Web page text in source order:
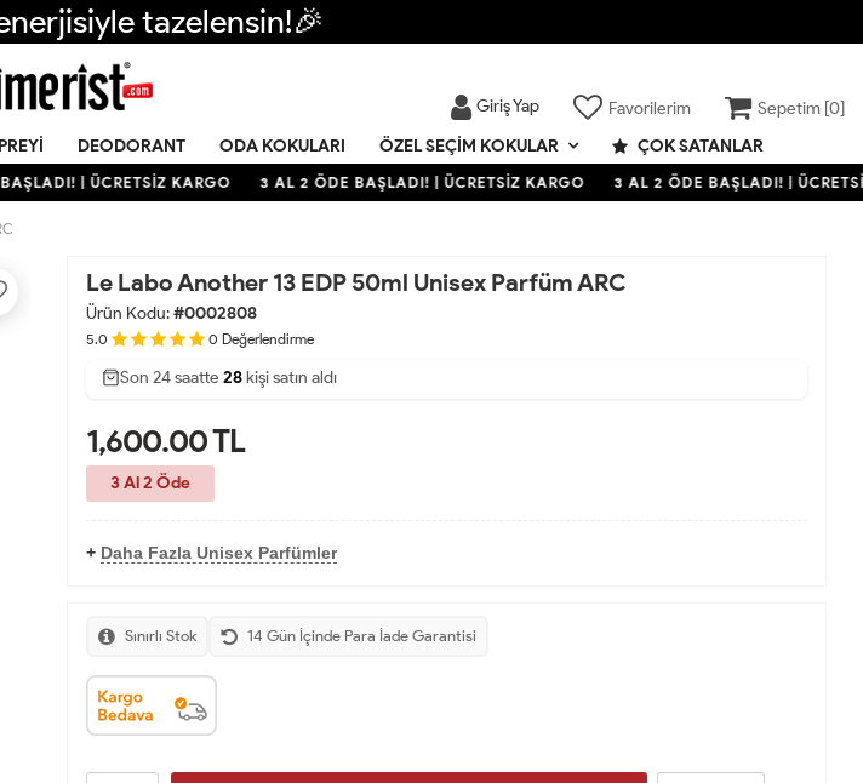
enerjisiyle tazelensin!🎉
Giriş Yap Favorilerim Sepetim [0]
DEODORANT ODA KOKULARI ÖZEL SEÇIM KOKULAR ÇOK SATANLAR
| ÜCRETSİZ KARGO 3 AL 2 ÖDE BAŞLADI! | ÜCRETSİZ KARGO 3 AL 2 ÖDE BAŞLADI! |
Le Labo Another 13 EDP 50ml Unisex Parfüm ARC
Ürün Kodu:#0002808
5.0 0 Değerlendirme
45 80
Son 24 saatte 28kişi satın aldı
1,600.00TL
3 Al 2 Öde
+ Daha Fazla Unisex Parfümler
Sınırlı Stok 14 Gün İçinde Para İade Garantisi